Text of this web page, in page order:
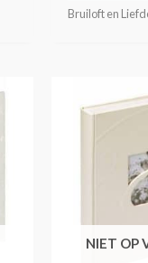
Bruiloft en
NIET OP